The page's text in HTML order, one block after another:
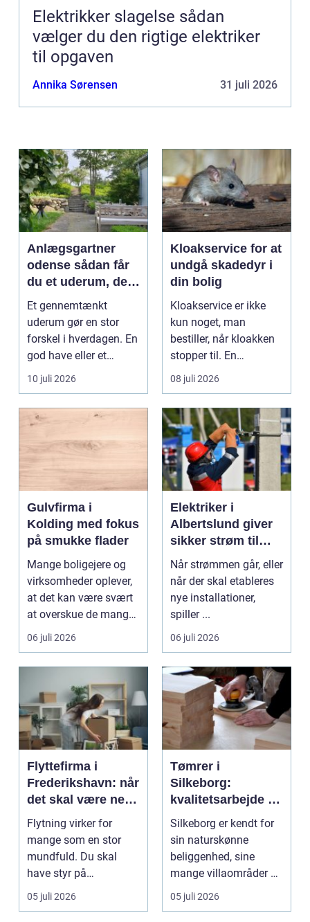
Elektrikker slagelse sådan
vælger du den rigtige elektriker
til opgaven
Annika Sørensen 31 juli 2026
Anlægsgartner
odense sådan får
du et uderum, der
holder i mange år
Et gennemtænkt
uderum gør en stor
forskel i hverdagen. En
god have eller et
velplejet fællesareal
gi...
10 juli 2026
Kloakservice for at
undgå skadedyr i
din bolig
Kloakservice er ikke
kun noget, man
bestiller, når kloakken
stopper til. En
systematisk gennem...
08 juli 2026
Gulvfirma i
Kolding med fokus
på smukke flader
Mange boligejere og
virksomheder oplever,
at det kan være svært
at overskue de mange
gul...
06 juli 2026
Elektriker i
Albertslund giver
sikker strøm til
danske boliger
Når strømmen går, eller
når der skal etableres
nye installationer,
spiller ...
06 juli 2026
Flyttefirma i
Frederikshavn: når
det skal være nemt
at komme videre
Flytning virker for
mange som en stor
mundfuld. Du skal
have styr på
nedpakning, tunge
l&oslas...
05 juli 2026
Tømrer i
Silkeborg:
kvalitetsarbejde til
overkommelige
priser
Silkeborg er kendt for
sin naturskønne
beliggenhed, sine
mange villaområder og
en bland...
05 juli 2026